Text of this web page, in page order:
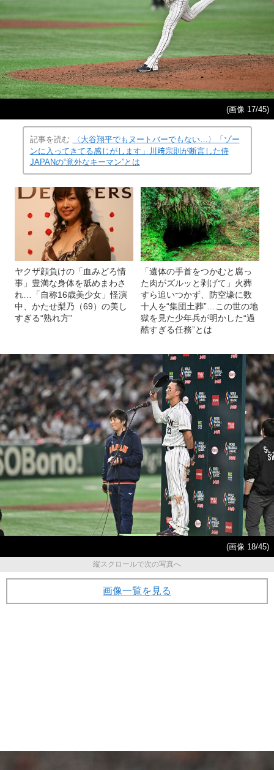
(画像 17/45)
記事を読む
〈大谷翔平でもヌートバーでもない…〉「ゾー
ンに入ってきてる感じがします」川﨑宗則が断言した侍
JAPANの“意外なキーマン”とは
ヤクザ顔負けの「血みどろ情
事」豊満な身体を舐めまわさ
れ…「自称16歳美少女」怪演
中、かたせ梨乃（69）の美し
すぎる“熟れ方”
「遺体の手首をつかむと腐っ
た肉がズルッと剥げて」火葬
すら追いつかず、防空壕に数
十人を“集団土葬”…この世の地
獄を見た少年兵が明かした“過
酷すぎる任務”とは
(画像 18/45)
縦スクロールで次の写真へ
画像一覧を見る